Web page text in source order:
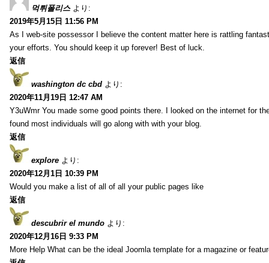
먹튀폴리스 より:
2019年5月15日 11:56 PM
As I web-site possessor I believe the content matter here is rattling
your efforts. You should keep it up forever! Best of luck.
返信
washington dc cbd より:
2020年11月19日 12:47 AM
Y3uWmr You made some good points there. I looked on the internet for
found most individuals will go along with with your blog.
返信
explore より:
2020年12月1日 10:39 PM
Would you make a list of all of all your public pages like
返信
descubrir el mundo より:
2020年12月16日 9:33 PM
More Help What can be the ideal Joomla template for a magazine or